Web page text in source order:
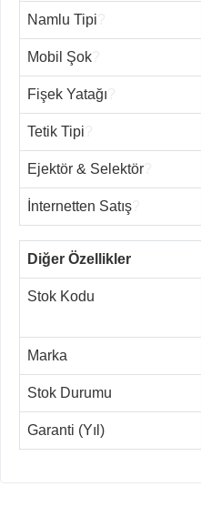
Namlu Tipi
Mobil Şok
Fişek Yatağı
Tetik Tipi
Ejektör & Selektör
İnternetten Satış
Diğer Özellikler
Stok Kodu
Marka
Stok Durumu
Garanti (Yıl)